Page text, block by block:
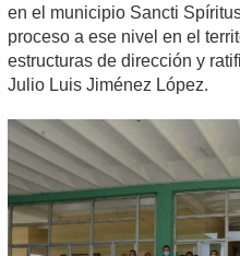
en el municipio Sancti
proceso a ese nivel en el
estructuras de dirección y
Julio Luis Jiménez López.